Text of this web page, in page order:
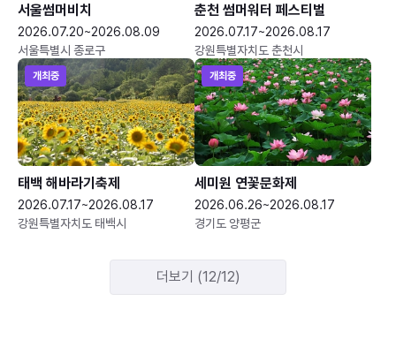
서울썸머비치
2026.07.20~2026.08.09
서울특별시 종로구
춘천 썸머워터 페스티벌
2026.07.17~2026.08.17
강원특별자치도 춘천시
개최중
태백 해바라기축제
2026.07.17~2026.08.17
강원특별자치도 태백시
개최중
세미원 연꽃문화제
2026.06.26~2026.08.17
경기도 양평군
더보기 (12/12)